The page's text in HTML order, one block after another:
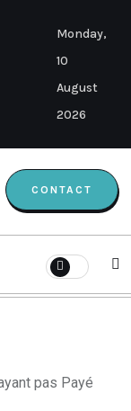
Monday,
10
August
2026
CONTACT